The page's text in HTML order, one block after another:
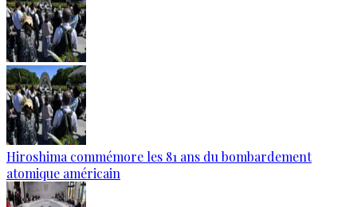
Hiroshima commémore les 81 ans du bombardement
atomique américain